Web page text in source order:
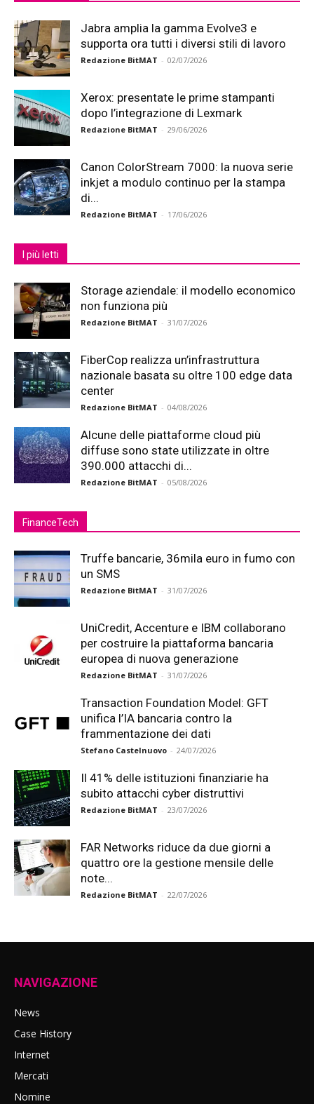
Jabra amplia la gamma Evolve3 e
supporta ora tutti i diversi stili di lavoro
Redazione BitMAT - 02/07/2026
Xerox: presentate le prime stampanti
dopo l’integrazione di Lexmark
Redazione BitMAT - 29/06/2026
Canon ColorStream 7000: la nuova serie
inkjet a modulo continuo per la stampa
di...
Redazione BitMAT - 17/06/2026
I più letti
Storage aziendale: il modello economico
non funziona più
Redazione BitMAT - 31/07/2026
FiberCop realizza un’infrastruttura
nazionale basata su oltre 100 edge data
center
Redazione BitMAT - 04/08/2026
Alcune delle piattaforme cloud più
diffuse sono state utilizzate in oltre
390.000 attacchi di...
Redazione BitMAT - 05/08/2026
FinanceTech
Truffe bancarie, 36mila euro in fumo con
un SMS
Redazione BitMAT - 31/07/2026
UniCredit, Accenture e IBM collaborano
per costruire la piattaforma bancaria
europea di nuova generazione
Redazione BitMAT - 31/07/2026
Transaction Foundation Model: GFT
unifica l’IA bancaria contro la
frammentazione dei dati
Stefano Castelnuovo - 24/07/2026
Il 41% delle istituzioni finanziarie ha
subito attacchi cyber distruttivi
Redazione BitMAT - 23/07/2026
FAR Networks riduce da due giorni a
quattro ore la gestione mensile delle
note...
Redazione BitMAT - 22/07/2026
NAVIGAZIONE
News
Case History
Internet
Mercati
Nomine